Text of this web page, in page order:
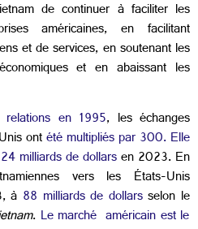
de continuer à faciliter les
américaines, en facilitant
et de services, en soutenant les
et en abaissant les
en 1995, les échanges
ontété multipliés par 300. Elle
milliards de dollarsen 2023. En
vers les États-Unis
à 88 milliards de dollarsselon le
. Le marché américain est le